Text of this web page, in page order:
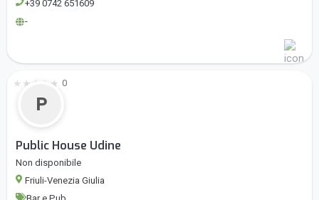
+39 0742 651609
-
P
★ ★ ★ ★ ★ 0
Public House Udine
Non disponibile
Friuli-Venezia Giulia